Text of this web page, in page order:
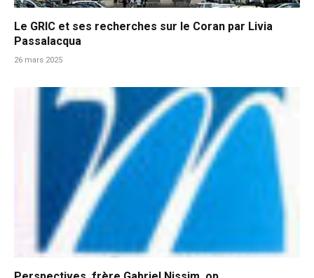
Le GRIC et ses recherches sur le Coran par Livia
Passalacqua
26 mars 2025